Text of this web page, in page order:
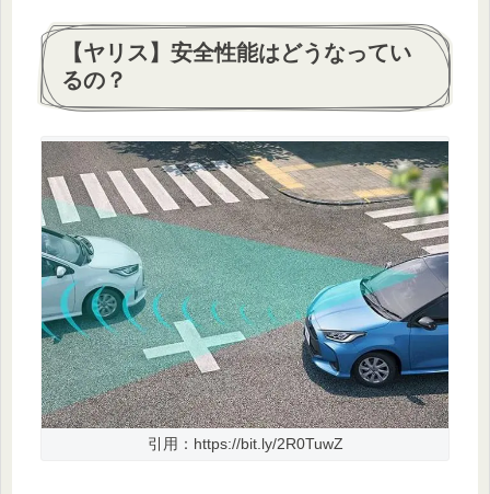
【ヤリス】安全性能はどうなってい
るの？
引用：https://bit.ly/2R0TuwZ